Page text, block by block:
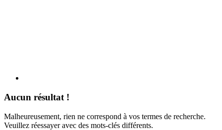
Aucun résultat !
Malheureusement, rien ne correspond à vos termes de recherche.
Veuillez réessayer avec des mots-clés différents.